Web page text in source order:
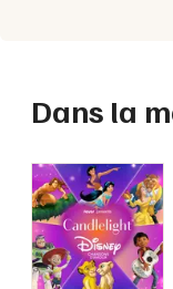
Dans la